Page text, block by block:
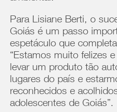
Para Lisiane Berti, o
Goiás é um passo
espetáculo que
“Estamos muito felizes
levar um produto tão
lugares do país e
reconhecidos e
adolescentes de Goiás”.